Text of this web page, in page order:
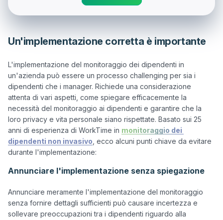
Un'implementazione corretta è importante
L'implementazione del monitoraggio dei dipendenti in
un'azienda può essere un processo challenging per sia i
dipendenti che i manager. Richiede una considerazione
attenta di vari aspetti, come spiegare efficacemente la
necessità del monitoraggio ai dipendenti e garantire che la
loro privacy e vita personale siano rispettate. Basato sui 25
anni di esperienza di WorkTime in monitoraggio dei
dipendenti non invasivo, ecco alcuni punti chiave da evitare
Annunciare l'implementazione senza spiegazione
Annunciare meramente l'implementazione del monitoraggio
senza fornire dettagli sufficienti può causare incertezza e
sollevare preoccupazioni tra i dipendenti riguardo alla